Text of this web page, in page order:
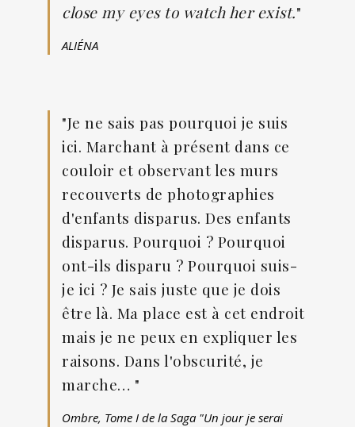
close my eyes to watch her exist."
ALIÉNA
"Je ne sais pas pourquoi je suis
ici. Marchant à présent dans ce
couloir et observant les murs
recouverts de photographies
d'enfants disparus. Des enfants
disparus. Pourquoi ? Pourquoi
ont-ils disparu ? Pourquoi suis-
je ici ? Je sais juste que je dois
être là. Ma place est à cet endroit
mais je ne peux en expliquer les
raisons. Dans l'obscurité, je
marche… "
Ombre, Tome I de la Saga "Un jour je serai